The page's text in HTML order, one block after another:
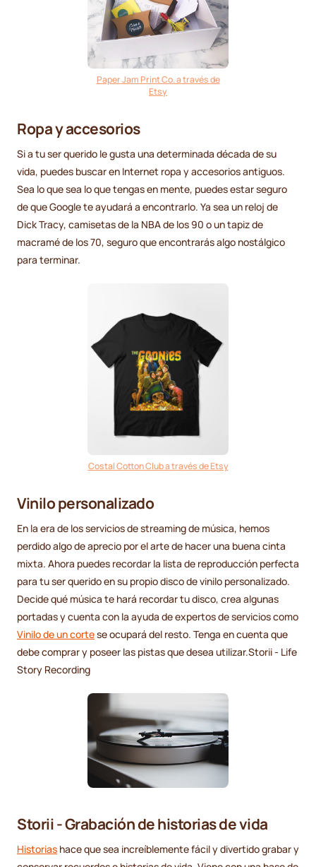
Paper Jam Print Co. a través de
Etsy
Ropa y accesorios
Si a tu ser querido le gusta una determinada década de su
vida, puedes buscar en Internet ropa y accesorios antiguos.
Sea lo que sea lo que tengas en mente, puedes estar seguro
de que Google te ayudará a encontrarlo. Ya sea un reloj de
Dick Tracy, camisetas de la NBA de los 90 o un tapiz de
macramé de los 70, seguro que encontrarás algo nostálgico
para terminar.
Costal Cotton Club a través de Etsy
Vinilo personalizado
En la era de los servicios de streaming de música, hemos
perdido algo de aprecio por el arte de hacer una buena cinta
mixta. Ahora puedes recordar la lista de reproducción perfecta
para tu ser querido en su propio disco de vinilo personalizado.
Decide qué música te hará recordar tu disco, crea algunas
portadas y cuenta con la ayuda de expertos de servicios como
Vinilo de un cortese ocupará del resto. Tenga en cuenta que
debe comprar y poseer las pistas que desea utilizar.Storii - Life
Story Recording
Storii - Grabación de historias de vida
Historias hace que sea increíblemente fácil y divertido grabar y